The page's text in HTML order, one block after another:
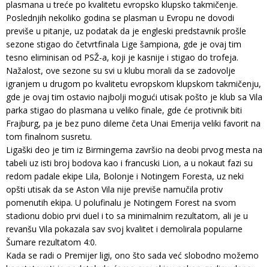
plasmana u treće po kvalitetu evropsko klupsko takmičenje.
Poslednjih nekoliko godina se plasman u Evropu ne dovodi
previše u pitanje, uz podatak da je engleski predstavnik prošle
sezone stigao do četvrtfinala Lige šampiona, gde je ovaj tim
tesno eliminisan od PSŽ-a, koji je kasnije i stigao do trofeja.
Nažalost, ove sezone su svi u klubu morali da se zadovolje
igranjem u drugom po kvalitetu evropskom klupskom takmičenju,
gde je ovaj tim ostavio najbolji mogući utisak pošto je klub sa Vila
parka stigao do plasmana u veliko finale, gde će protivnik biti
Frajburg, pa je bez puno dileme četa Unai Emerija veliki favorit na
tom finalnom susretu.
Ligaški deo je tim iz Birmingema završio na deobi prvog mesta na
tabeli uz isti broj bodova kao i francuski Lion, a u nokaut fazi su
redom padale ekipe Lila, Bolonje i Notingem Foresta, uz neki
opšti utisak da se Aston Vila nije previše namučila protiv
pomenutih ekipa. U polufinalu je Notingem Forest na svom
stadionu dobio prvi duel i to sa minimalnim rezultatom, ali je u
revanšu Vila pokazala sav svoj kvalitet i demolirala popularne
Šumare rezultatom 4:0.
Kada se radi o Premijer ligi, ono što sada već slobodno možemo